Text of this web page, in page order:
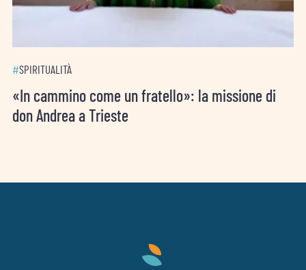
#SPIRITUALITÀ
«In cammino come un fratello»: la missione di
don Andrea a Trieste